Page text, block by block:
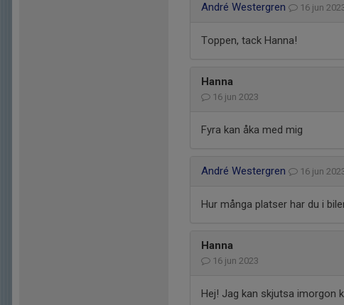
André Westergren 16 jun
Toppen, tack Hanna!
Hanna
16 jun 2023
Fyra kan åka med mig
André Westergren 16 jun
Hur många platser har du i
Hanna
16 jun 2023
Hej! Jag kan skjutsa imorgon